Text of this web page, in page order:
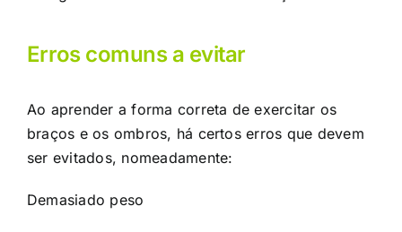
Erros comuns a evitar
Ao aprender a forma correta de exercitar os
braços e os ombros, há certos erros que devem
ser evitados, nomeadamente:
Demasiado peso